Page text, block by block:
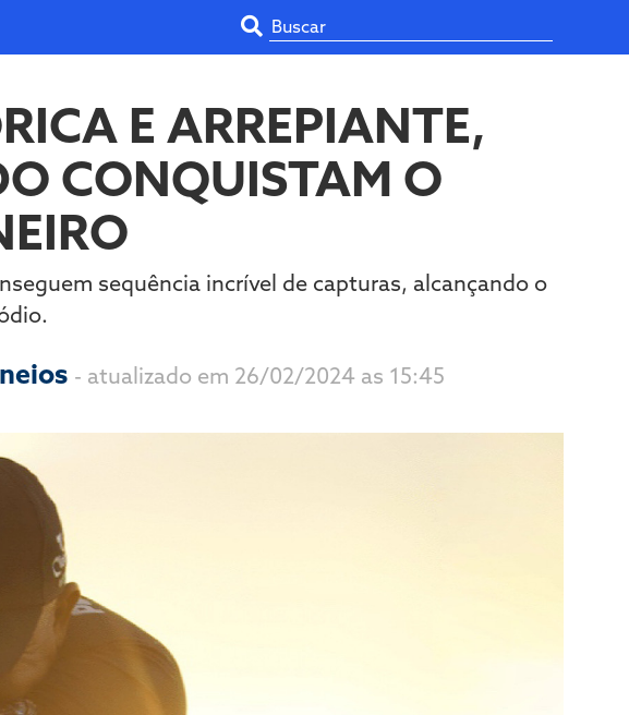
E ARREPIANTE,
CONQUISTAM O
sequência incrível de capturas, alcançando o
- atualizado em 26/02/2024 as 15:45